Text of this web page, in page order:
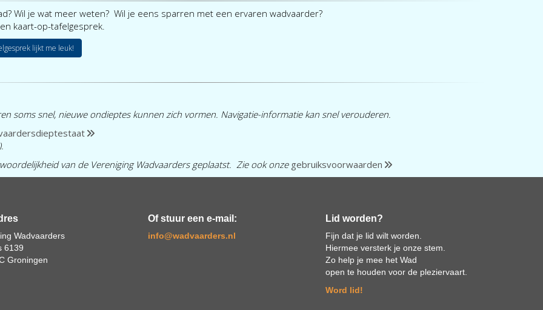
Wil je wat meer weten? Wil je eens sparren met een ervaren wadvaarder?
kaart-op-tafelgesprek.
lijkt me leuk!
soms snel, nieuwe ondieptes kunnen zich vormen. Navigatie-informatie kan snel verouderen.
van de Vereniging Wadvaarders geplaatst. Zie ook onze gebruiksvoorwaarden
Wadvaarders
6139
Groningen
Of stuur een e-mail:
ofni@wadvaarders.nl
Lid worden?
Fijn dat je lid wilt worden.
Hiermee versterk je onze stem.
Zo help je mee het Wad
open te houden voor de pleziervaart.
Word lid!